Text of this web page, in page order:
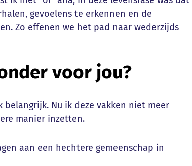
gevoelens te erkennen en de
Zo effenen we het pad naar wederzijds
voor jou?
Nu ik deze vakken niet meer
manier inzetten.
aan een hechtere gemeenschap in